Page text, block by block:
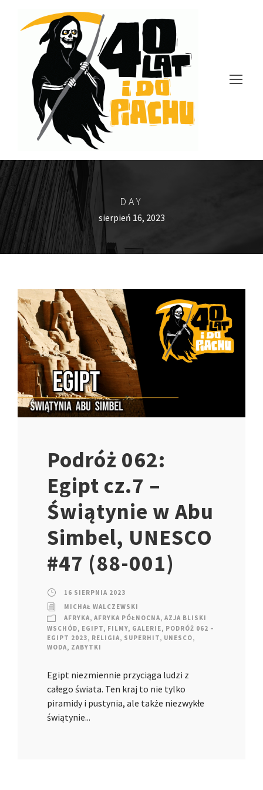
DAY
sierpień 16, 2023
Podróż 062:
Egipt cz.7 –
Świątynie w Abu
Simbel, UNESCO
#47 (88-001)
16 SIERPNIA 2023
MICHAŁ WALCZEWSKI
AFRYKA, AFRYKA PÓŁNOCNA, AZJA BLISKI
WSCHÓD, EGIPT, FILMY, GALERIE, PODRÓŻ 062 –
EGIPT 2023, RELIGIA, SUPERHIT, UNESCO,
WODA, ZABYTKI
Egipt niezmiennie przyciąga ludzi z
całego świata. Ten kraj to nie tylko
piramidy i pustynia, ale także niezwykłe
świątynie...